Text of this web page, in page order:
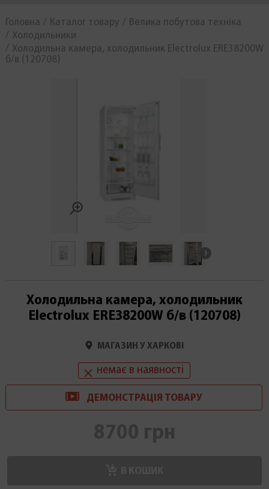
Головна Каталог товару
Велика побутова техніка
Холодильники
Холодильна камера, холодильник Electrolux ERE38200W
б/в (120708)
Холодильна камера, холодильник
Electrolux ERE38200W б/в (120708)
МАГАЗИН У ХАРКОВІ
немає в наявності
ДЕМОНСТРАЦІЯ ТОВАРУ